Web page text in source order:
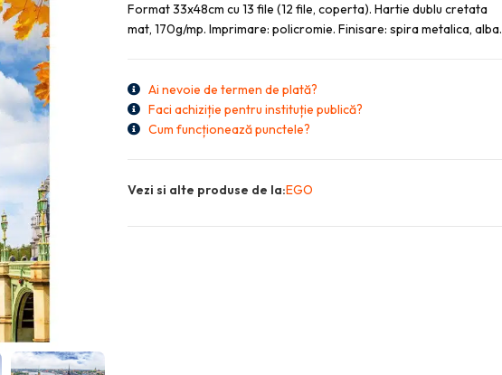
Format 33x48cm cu 13 file (12 file, coperta). Hartie dublu cretata
mat, 170g/mp. Imprimare: policromie. Finisare: spira metalica, alba.
Ai nevoie de termen de plată?
Faci achiziție pentru instituție publică?
Cum funcționează punctele?
Vezi si alte produse de la:EGO